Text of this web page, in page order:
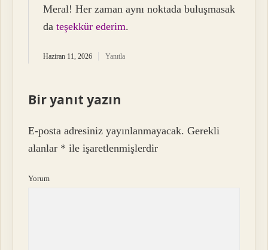
Meral! Her zaman aynı noktada buluşmasak
dateşekkür ederim.
Haziran 11, 2026 Yanıtla
Bir yanıt yazın
E-posta adresiniz yayınlanmayacak. Gerekli
alanlar * ile işaretlenmişlerdir
Yorum